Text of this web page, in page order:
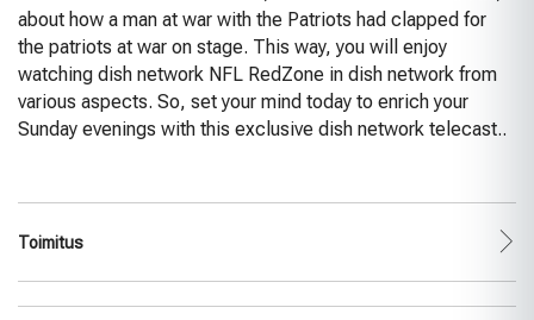
about how a man at war with the Patriots had clapped for
the patriots at war on stage. This way, you will enjoy
watching dish network NFL RedZone in dish network from
various aspects. So, set your mind today to enrich your
Sunday evenings with this exclusive dish network telecast..
Toimitus